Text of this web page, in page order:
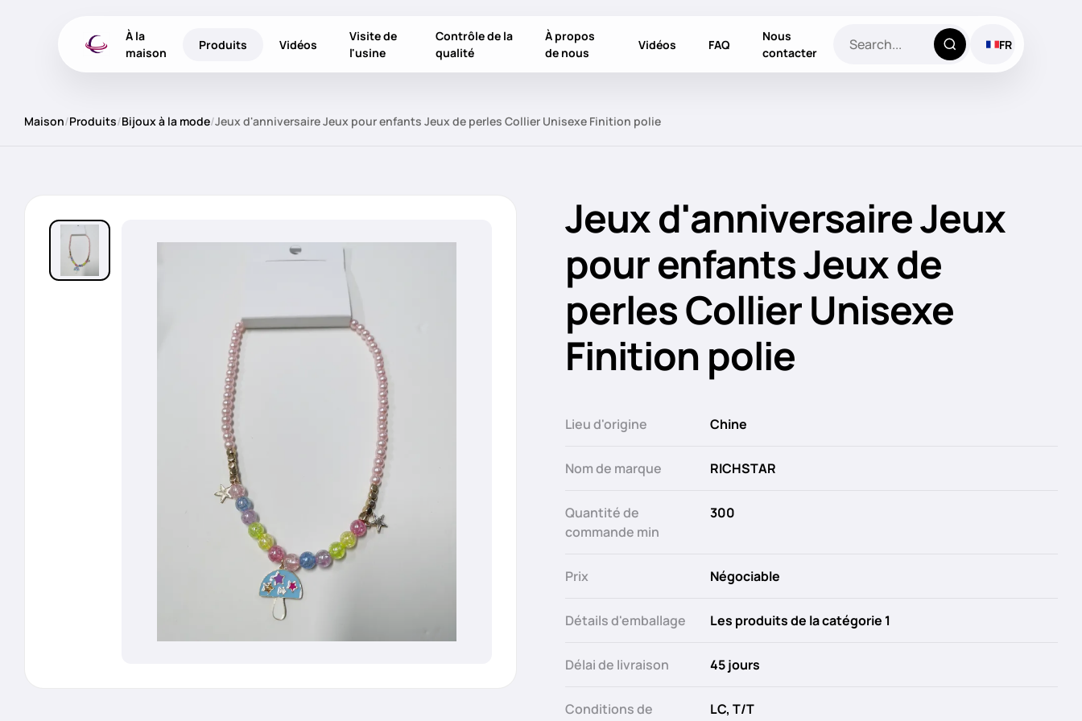
À la
maison
Produits Vidéos
Visite de
l'usine
Contrôle de la
qualité
À propos
de nous
Vidéos FAQ
Nous
contacter
FR
Maison/Produits/Bijoux à la mode/Jeux d'anniversaire Jeux pour enfants Jeux de perles Collier Unisexe Finition polie
Jeux d'anniversaire Jeux
pour enfants Jeux de
perles Collier Unisexe
Finition polie
Lieu d'origine Chine
Nom de marque RICHSTAR
Quantité de
commande min
300
Prix Négociable
Détails d'emballage Les produits de la catégorie 1
Délai de livraison 45 jours
Conditions de
LC, T/T